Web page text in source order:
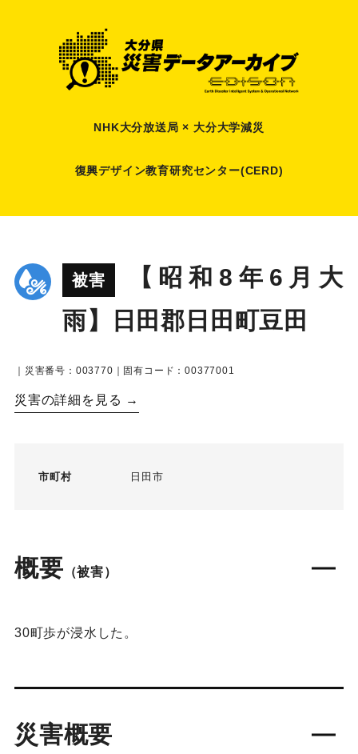
NHK大分放送局 × 大分大学減災
復興デザイン教育研究センター(CERD)
被害
【昭和8年6月大
雨】日田郡日田町豆田
｜災害番号：003770｜固有コード：00377001
災害の詳細を見る →
市町村 日田市
概要 （被害）
30町歩が浸水した。
災害概要